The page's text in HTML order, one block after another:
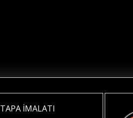
TAPA İMALATI